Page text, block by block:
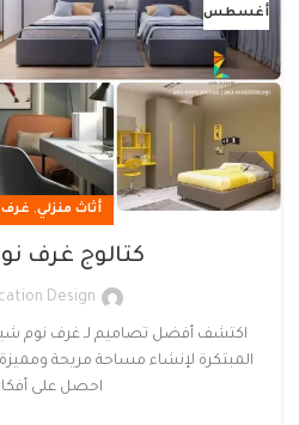
أغسطس
أثاث منزلي,
كتالوج غرف
Design
اكتشف أفضل تصاميم لـ غرف نوم
المبتكرة لإنشاء مساحة مريحة
احصل على